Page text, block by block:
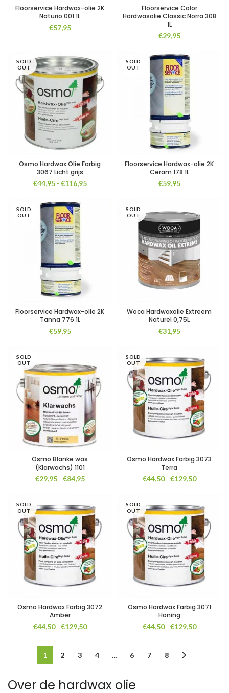
Floorservice Hardwax-olie 2K
Naturio 001 1L
€57,95
Floorservice Color
Hardwasolie Classic Norra 308
1L
€29,95
SOLD
OUT
Osmo Hardwax Olie Farbig
3067 Licht grijs
€44,95 - €116,95Prijsklasse:
SOLD
OUT
Floorservice Hardwax-olie 2K
Ceram 178 1L
€59,95
SOLD
OUT
Floorservice Hardwax-olie 2K
Tanna 776 1L
€59,95
SOLD
OUT
Woca Hardwaxolie Extreem
Naturel 0,75L
€31,95
SOLD
OUT
Osmo Blanke was
(Klarwachs) 1101
€29,95 - €84,95Prijsklasse:
€84,95
SOLD
OUT
Osmo Hardwax Farbig 3073
Terra
€44,50 - €129,50
€129,50
SOLD
OUT
Osmo Hardwax Farbig 3072
Amber
€44,50 - €129,50Prijsklasse:
€129,50
SOLD
OUT
Osmo Hardwax Farbig 3071
Honing
€44,50 - €129,50
1 2 3 4 … 6 7 8
Over de hardwax olie